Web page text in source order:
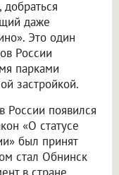
даже
Это один
России
парками
застройкой.
России появился
«О статусе
был принят
стал Обнинск